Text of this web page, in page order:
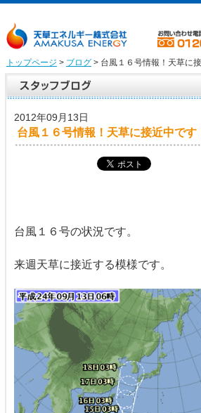
トップページ > ブログ> 台風１６号情報！天草に接
2012年09月13日
台風１６号情報！天草に接近中です
台風１６号の状況です。
来週天草に接近する模様です。